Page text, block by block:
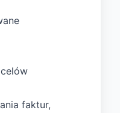
faktur,